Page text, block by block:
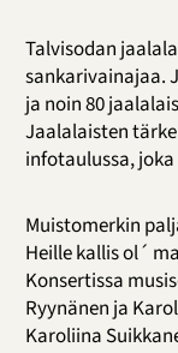
Talvisodan
sankarivainajaa.
ja noin 80
Jaalalaisten
infotaulussa,
Muistomerkin
Heille kallis ol´
Konsertissa
Ryynänen ja
Karoliina